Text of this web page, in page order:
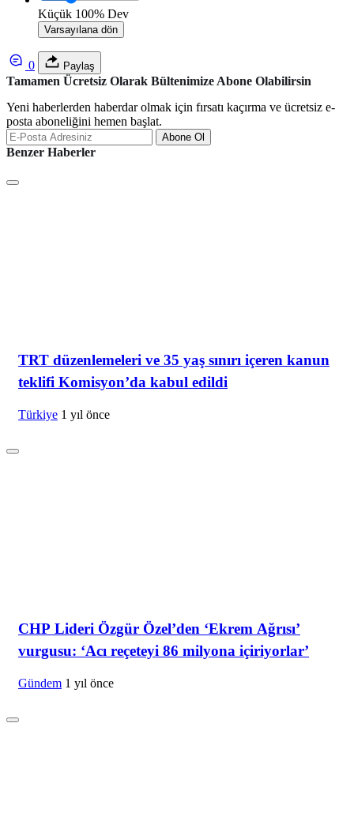
Küçük 100% Dev
Varsayılana dön
0 Paylaş
Tamamen Ücretsiz Olarak Bültenimize Abone Olabilirsin
Yeni haberlerden haberdar olmak için fırsatı kaçırma ve ücretsiz e-
posta aboneliğini hemen başlat.
Abone Ol
Benzer Haberler
TRT düzenlemeleri ve 35 yaş sınırı içeren kanun
teklifi Komisyon’da kabul edildi
Türkiye 1 yıl önce
CHP Lideri Özgür Özel’den ‘Ekrem Ağrısı’
vurgusu: ‘Acı reçeteyi 86 milyona içiriyorlar’
Gündem 1 yıl önce